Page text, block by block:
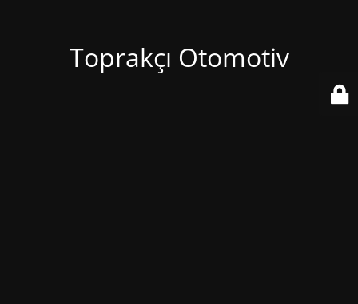
Toprakçı Otomotiv